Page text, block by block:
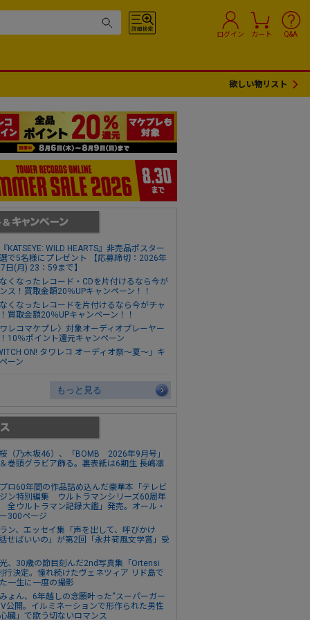
ログイン カート Q&A
欲しい物リスト
KATSEYE: WILD HEARTS』非売品ポスター
で5名様にプレゼント 【応募締切：2026年
日(月) 23：59まで】
くなったレコード・CDを片付けるなら今が
ス！買取金額20％UPキャンペーン！！
くなったレコードを片付けるなら今がチャ
買取金額20％UPキャンペーン！！
ワレコマケプレ〉対象オーディオプレーヤー
10％ポイント還元キャンペーン
ON! タワレコ オーディオ祭～夏～」キ
ーン
もっと見る
（乃木坂46）、「BOMB 2026年9月号」
巻頭グラビア飾る。裏表紙は6期生 長嶋凛
ロ60年間の作品詰め込んだ豪華本「テレビ
ン特別編集 ウルトラマンシリーズ60周年
全ウルトラマン記録大鑑」発売。オール・
300ページ
ン、エッセイ集「声を出して、呼びかけ
せばいいの」が第2回「永井荷風文学賞」受
、30歳の節目刻んだ2nd写真集「Ortensi
行決定。憧れ続けたヴェネツィア リド島で
一生に一度の撮影
ょん、6年越しの念願叶った“スーパーガー
公開。イルミネーションで形作られた男性
臓」で歌う切ないロマンス